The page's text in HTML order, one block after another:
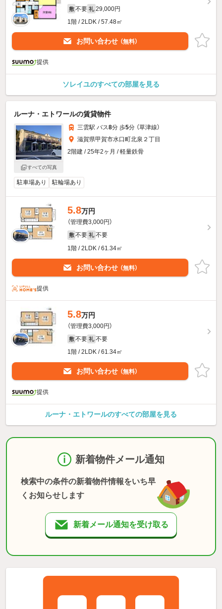
敷 不要 礼 29,000円
1階 / 2LDK / 57.48㎡
お問い合わせ （無料）
提供
ソレイユのすべての部屋を見る
ルーナ・エトワールの賃貸物件
すべての写真
三雲駅 バス8分 歩5分 （草津線）
滋賀県甲賀市水口町北泉２丁目
2階建 / 25年2ヶ月 / 軽量鉄骨
駐車場あり 駐輪場あり
5.8万円
（管理費3,000円）
敷 不要 礼 不要
1階 / 2LDK / 61.34㎡
お問い合わせ （無料）
提供
5.8万円
（管理費3,000円）
敷 不要 礼 不要
1階 / 2LDK / 61.34㎡
お問い合わせ （無料）
提供
ルーナ・エトワールのすべての部屋を見る
新着物件メール通知
検索中の条件の新着物件情報をいち早
くお知らせします
新着メール通知を受け取る